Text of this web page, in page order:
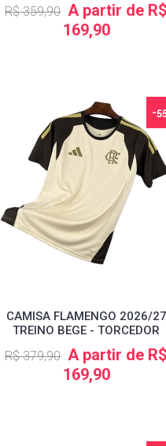
R$ 359,90 A partir de R$
169,90
-
CAMISA FLAMENGO 2026/27
TREINO BEGE - TORCEDOR
R$ 379,90 A partir de R$
169,90